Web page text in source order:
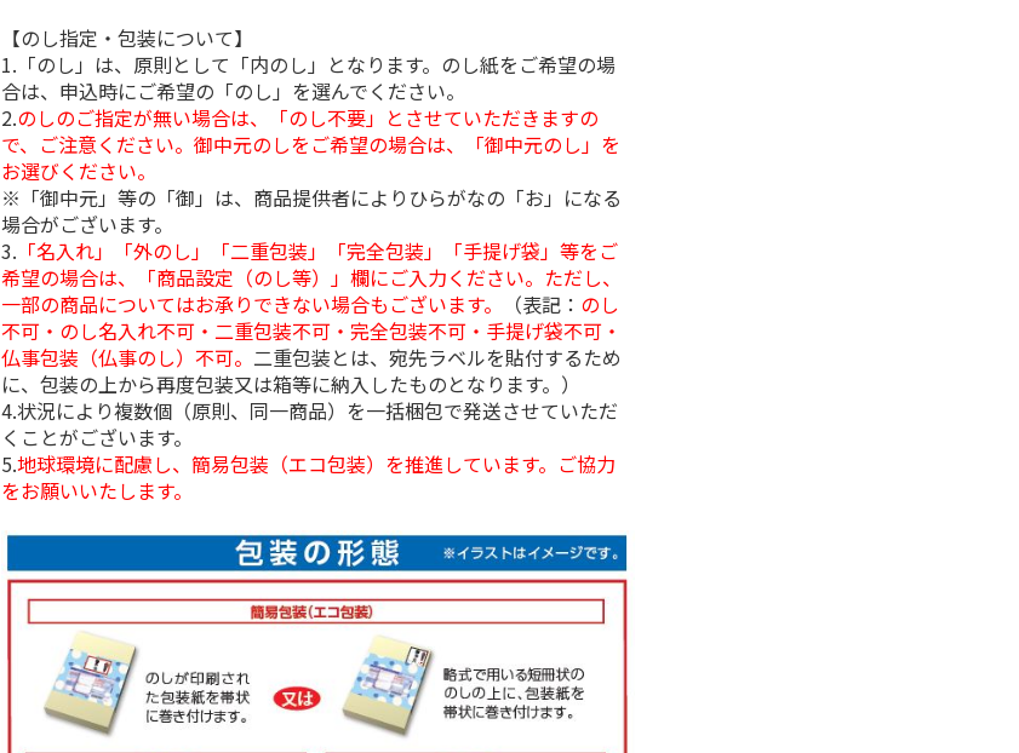
【のし指定・包装について】
1.「のし」は、原則として「内のし」となります。のし紙をご希望の場
合は、申込時にご希望の「のし」を選んでください。
2.のしのご指定が無い場合は、「のし不要」とさせていただきますの
で、ご注意ください。御中元のしをご希望の場合は、「御中元のし」を
お選びください。
※「御中元」等の「御」は、商品提供者によりひらがなの「お」になる
場合がございます。
3. 「名入れ」「外のし」「二重包装」「完全包装」「手提げ袋」等をご
希望の場合は、「商品設定（のし等）」欄にご入力ください。ただし、
一部の商品についてはお承りできない場合もございます。
（表記： のし
不可・のし名入れ不可・二重包装不可・完全包装不可・手提げ袋不可・
仏事包装（仏事のし）不可。 二重包装とは、宛先ラベルを貼付するため
に、包装の上から再度包装又は箱等に納入したものとなります。）
4.状況により複数個（原則、同一商品）を一括梱包で発送させていただ
くことがございます。
5.地球環境に配慮し、簡易包装（エコ包装）を推進しています。ご協力
をお願いいたします。